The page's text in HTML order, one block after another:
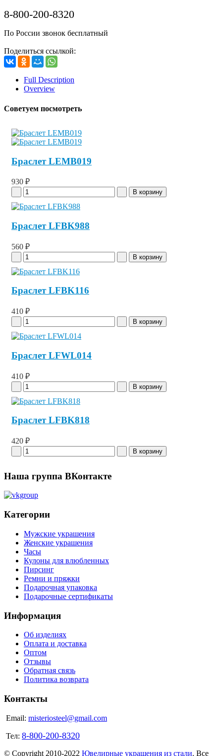
8-800-200-8320
По России звонок бесплатный
Поделиться ссылкой:
Full Description
Overview
Советуем посмотреть
Браслет LEMB019
930 ₽
Браслет LFBK988
560 ₽
Браслет LFBK116
410 ₽
Браслет LFWL014
410 ₽
Браслет LFBK818
420 ₽
Наша группа ВКонтакте
Категории
Мужские украшения
Женские украшения
Часы
Кулоны для влюбленных
Пирсинг
Ремни и пряжки
Подарочная упаковка
Подарочные сертификаты
Информация
Об изделиях
Оплата и доставка
Оптом
Отзывы
Обратная связь
Политика возврата
Контакты
Email: misteriosteel@gmail.com
Тел: 8-800-200-8320
© Copyright 2010-2022 Ювелирные украшения из стали. Все